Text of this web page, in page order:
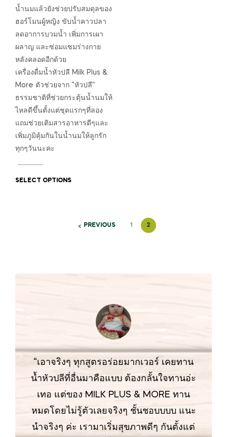
น้ำนมแล้วยังช่วยปรับสมดุลของ
ฮอร์โมนผู้หญิง ขับน้ำคาวปลา
ลดอาการบวมน้ำ เพิ่มการเผา
ผลาญ และซ่อมแซม​ร่างกาย
หลังคลอดอีกด้วย
เครื่องดื่มน้ำหัวปลี Milk Plus &
More ตัวช่วยจาก “หัวปลี”
ธรรมชาติที่ช่วยกระตุ้นน้ำนมให้
ไหลดีขึ้นตั้งแต่ชุดแรกๆที่ลอง
แถมช่วยเติมสารอาหารดีๆและ
เพิ่มภูมิคุ้มกันในน้ำนมให้ลูกรัก
ทุกๆวันนะคะ
SELECT OPTIONS
PREVIOUS 1 2
“เอาจริงๆ ทุกสูตรอร่อยมากเวอร์ เคยทาน
น้ำหัวปลีที่อื่นมาคือแบบ ต้องกลั้นใจทานอ่ะ
เทอ แต่ของ MILK PLUS & MORE ทาน
หมดโดยไม่รู้ตัวเลยจริงๆ ชั้นชอบบบบ แนะ
นำจริงๆ ค่ะ เรามาเริ่มสุขภาพดีๆ กันตั้งแต่